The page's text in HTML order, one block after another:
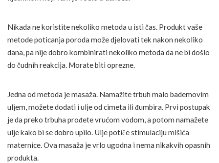
Nikada ne koristite nekoliko metoda u isti čas. Produkt vaše
metode poticanja poroda može djelovati tek nakon nekoliko
dana, pa nije dobro kombinirati nekoliko metoda da ne bi došlo
do čudnih reakcija. Morate biti oprezne.
Jedna od metoda je masaža. Namažite trbuh malo bademovim
uljem, možete dodati i ulje od cimeta ili đumbira. Prvi postupak
je da preko trbuha prođete vrućom vodom, a potom namažete
ulje kako bi se dobro upilo. Ulje potiče stimulaciju mišića
maternice. Ova masaža je vrlo ugodna i nema nikakvih opasnih
produkta.